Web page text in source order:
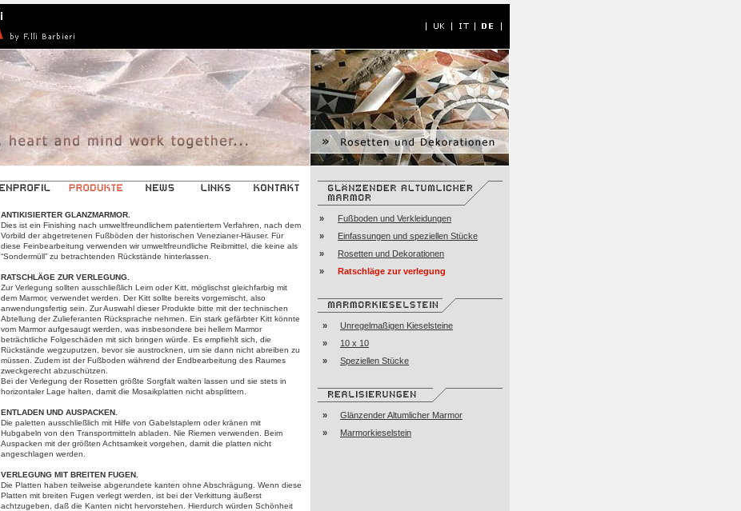
ANTIKISIERTER GLANZMARMOR.
Dies ist ein Finishing nach umweltfreundlichem patentiertem Verfahren, nach dem
Vorbild der abgetretenen Fußböden der historischen Venezianer-Häuser. Für
diese Feinbearbeitung verwenden wir umweltfreundliche Reibmittel, die keine als
“Sondermüll” zu betrachtenden Rückstände hinterlassen.
RATSCHLÄGE ZUR VERLEGUNG.
Zur Verlegung sollten ausschließlich Leim oder Kitt, möglischst gleichfarbig mit
dem Marmor, verwendet werden. Der Kitt sollte bereits vorgemischt, also
anwendungsfertig sein. Zur Auswahl dieser Produkte bitte mit der technischen
Abtellung der Zulieferanten Rücksprache nehmen. Ein stark gefärbter Kitt könnte
vom Marmor aufgesaugt werden, was insbesondere bei hellem Marmor
beträchtliche Folgeschäden mit sich bringen würde. Es empfiehlt sich, die
Rückstände wegzuputzen, bevor sie austrocknen, um sie dann nicht abreiben zu
müssen. Zudem ist der Fußboden während der Endbearbeitung des Raumes
zweckgerecht abzuschützen.
Bei der Verlegung der Rosetten größte Sorgfalt walten lassen und sie stets in
horizontaler Lage halten, damit die Mosaikplatten nicht absplittern.
ENTLADEN UND AUSPACKEN.
Die paletten ausschließlich mit Hilfe von Gabelstaplern oder kränen mit
Hubgabeln von den Transportmitteln abladen. Nie Riemen verwenden. Beim
Auspacken mit der größten Achtsamkeit vorgehen, damit die platten nicht
angeschlagen werden.
VERLEGUNG MIT BREITEN FUGEN.
Die Platten haben teilweise abgerundete kanten ohne Abschrägung. Wenn diese
Platten mit breiten Fugen verlegt werden, ist bei der Verkittung äußerst
achtzugeben, daß die Kanten nicht hervorstehen. Hierdurch würden Schönheit
»
»
»
»
Fußboden und Verkleidungen
Einfassungen und speziellen Stücke
Rosetten und Dekorationen
Ratschläge zur verlegung
»
»
»
Unregelmaßigen Kieselsteine
10 x 10
Speziellen Stücke
»
»
Glänzender Altumlicher Marmor
Marmorkieselstein